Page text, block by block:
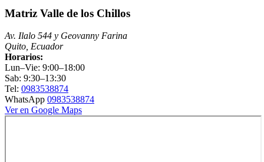
Matriz Valle de los Chillos
Av. Ilalo 544 y Geovanny Farina
Quito, Ecuador
Horarios:
Lun–Vie: 9:00–18:00
Sab: 9:30–13:30
Tel: 0983538874
WhatsApp 0983538874
Ver en Google Maps